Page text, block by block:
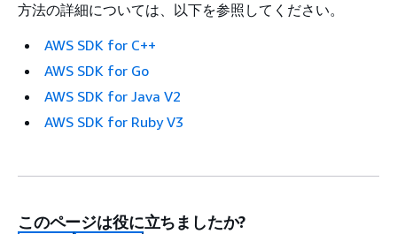
方法の詳細については、以下を参照してください。
AWS SDK for C++
AWS SDK for Go
AWS SDK for Java V2
AWS SDK for Ruby V3
このページは役に立ちましたか?